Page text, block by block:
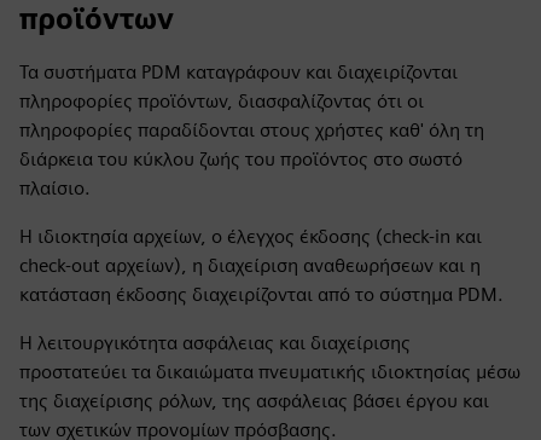
προϊόντων
Τα συστήματα PDM καταγράφουν και διαχειρίζονται
πληροφορίες προϊόντων, διασφαλίζοντας ότι οι
πληροφορίες παραδίδονται στους χρήστες καθ' όλη τη
διάρκεια του κύκλου ζωής του προϊόντος στο σωστό
πλαίσιο.
Η ιδιοκτησία αρχείων, ο έλεγχος έκδοσης (check-in και
check-out αρχείων), η διαχείριση αναθεωρήσεων και η
κατάσταση έκδοσης διαχειρίζονται από το σύστημα PDM.
Η λειτουργικότητα ασφάλειας και διαχείρισης
προστατεύει τα δικαιώματα πνευματικής ιδιοκτησίας μέσω
της διαχείρισης ρόλων, της ασφάλειας βάσει έργου και
των σχετικών προνομίων πρόσβασης.